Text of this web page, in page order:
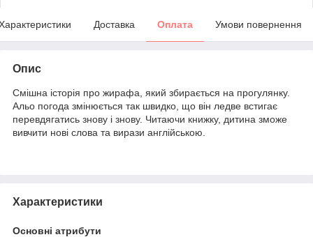
Доставка Оплата Умови повернення
Опис
Смішна історія про жирафа, який збирається на прогулянку.
Альо погода змінюється так швидко, що він ледве встигає
перевдягатись знову і знову. Читаючи книжку, дитина зможе
вивчити нові слова та вирази англійською.
Характеристики
Основні атрибути